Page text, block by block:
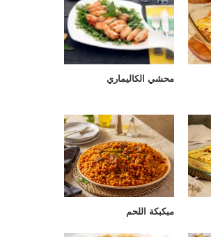
محشي الكاليماري
مبكبكة اللحم